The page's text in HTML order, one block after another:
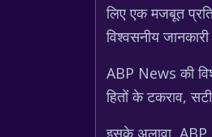
लिए एक मजबूत
विश्वसनीय जानकारी
ABP News की
हितों के टकराव,
इसके अलावा, ABP